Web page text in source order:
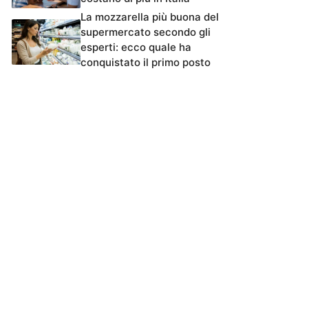
La mozzarella più buona del
supermercato secondo gli
esperti: ecco quale ha
conquistato il primo posto